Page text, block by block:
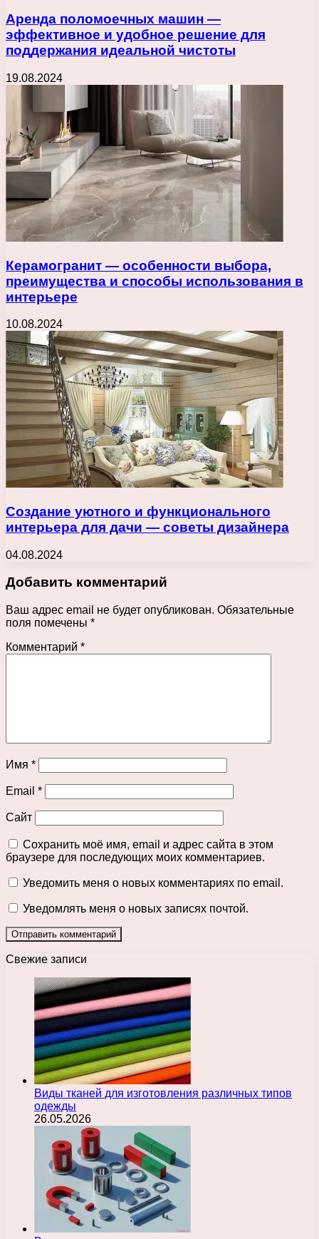
Аренда поломоечных машин —
эффективное и удобное решение для
поддержания идеальной чистоты
19.08.2024
Керамогранит — особенности выбора,
преимущества и способы использования в
интерьере
10.08.2024
Создание уютного и функционального
интерьера для дачи — советы дизайнера
04.08.2024
Добавить комментарий
Ваш адрес email не будет опубликован. Обязательные
поля помечены *
Комментарий *
Имя *
Email *
Сайт
Сохранить моё имя, email и адрес сайта в этом
браузере для последующих моих комментариев.
Уведомить меня о новых комментариях по email.
Уведомлять меня о новых записях почтой.
Свежие записи
Виды тканей для изготовления различных типов
одежды
26.05.2026